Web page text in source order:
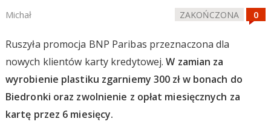
Michał ZAKOŃCZONA
Ruszyła promocja BNP Paribas przeznaczona dla
nowych klientów karty kredytowej.W zamian za
wyrobienie plastiku zgarniemy 300 zł w bonach do
Biedronki oraz zwolnienie z opłat miesięcznych za
kartę przez 6 miesięcy.